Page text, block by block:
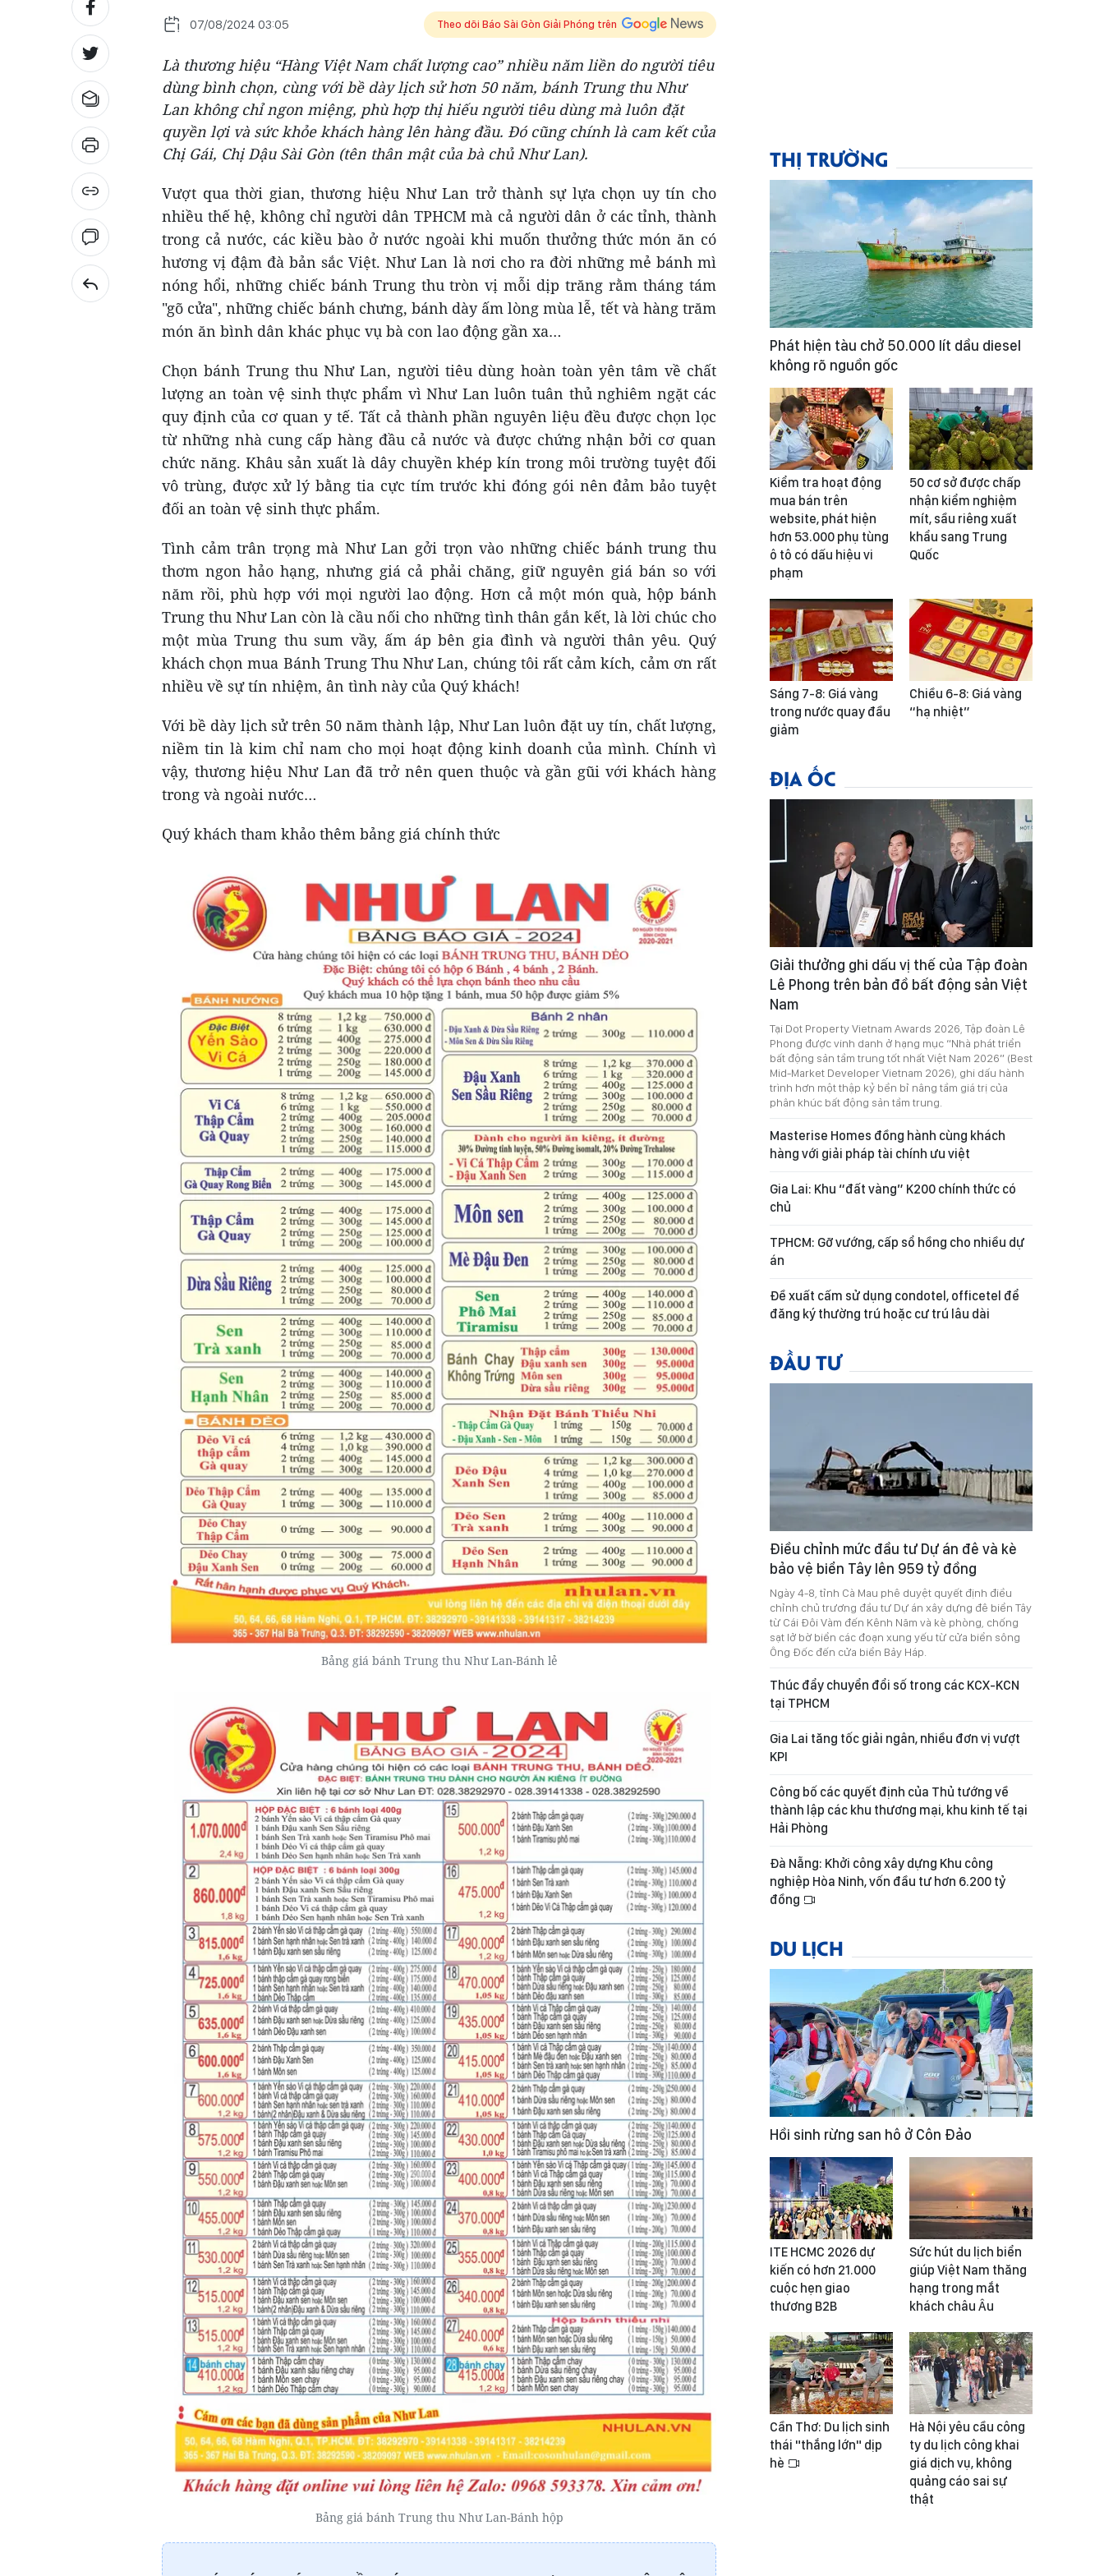
07/08/2024 03:05 Theo dõi Báo Sài Gòn Giải Phóng trên
Là thương hiệu “Hàng Việt Nam chất lượng cao” nhiều năm liền do người tiêu
dùng bình chọn, cùng với bề dày lịch sử hơn 50 năm, bánh Trung thu Như
Lan không chỉ ngon miệng, phù hợp thị hiếu người tiêu dùng mà luôn đặt
quyền lợi và sức khỏe khách hàng lên hàng đầu. Đó cũng chính là cam kết của
Chị Gái, Chị Dậu Sài Gòn (tên thân mật của bà chủ Như Lan).
Vượt qua thời gian, thương hiệu Như Lan trở thành sự lựa chọn uy tín cho
nhiều thế hệ, không chỉ người dân TPHCM mà cả người dân ở các tỉnh, thành
trong cả nước, các kiều bào ở nước ngoài khi muốn thưởng thức món ăn có
hương vị đậm đà bản sắc Việt. Như Lan là nơi cho ra đời những mẻ bánh mì
nóng hổi, những chiếc bánh Trung thu tròn vị mỗi dịp trăng rằm tháng tám
"gõ cửa", những chiếc bánh chưng, bánh dày ấm lòng mùa lễ, tết và hàng trăm
món ăn bình dân khác phục vụ bà con lao động gần xa…
Chọn bánh Trung thu Như Lan, người tiêu dùng hoàn toàn yên tâm về chất
lượng an toàn vệ sinh thực phẩm vì Như Lan luôn tuân thủ nghiêm ngặt các
quy định của cơ quan y tế. Tất cả thành phần nguyên liệu đều được chọn lọc
từ những nhà cung cấp hàng đầu cả nước và được chứng nhận bởi cơ quan
chức năng. Khâu sản xuất là dây chuyền khép kín trong môi trường tuyệt đối
vô trùng, được xử lý bằng tia cực tím trước khi đóng gói nên đảm bảo tuyệt
đối an toàn vệ sinh thực phẩm.
Tình cảm trân trọng mà Như Lan gởi trọn vào những chiếc bánh trung thu
thơm ngon hảo hạng, nhưng giá cả phải chăng, giữ nguyên giá bán so với
năm rồi, phù hợp với mọi người lao động. Hơn cả một món quà, hộp bánh
Trung thu Như Lan còn là cầu nối cho những tình thân gắn kết, là lời chúc cho
một mùa Trung thu sum vầy, ấm áp bên gia đình và người thân yêu. Quý
khách chọn mua Bánh Trung Thu Như Lan, chúng tôi rất cảm kích, cảm ơn rất
nhiều về sự tín nhiệm, ân tình này của Quý khách!
Với bề dày lịch sử trên 50 năm thành lập, Như Lan luôn đặt uy tín, chất lượng,
niềm tin là kim chỉ nam cho mọi hoạt động kinh doanh của mình. Chính vì
vậy, thương hiệu Như Lan đã trở nên quen thuộc và gần gũi với khách hàng
trong và ngoài nước…
Quý khách tham khảo thêm bảng giá chính thức
Bảng giá bánh Trung thu Như Lan-Bánh lẻ
Bảng giá bánh Trung thu Như Lan-Bánh hộp
THỊ TRƯỜNG
Phát hiện tàu chở 50.000 lít dầu diesel
không rõ nguồn gốc
Kiểm tra hoạt động
mua bán trên
website, phát hiện
hơn 53.000 phụ tùng
ô tô có dấu hiệu vi
phạm
50 cơ sở được chấp
nhận kiểm nghiệm
mít, sầu riêng xuất
khẩu sang Trung
Quốc
Sáng 7-8: Giá vàng
trong nước quay đầu
giảm
Chiều 6-8: Giá vàng
“hạ nhiệt”
ĐỊA ỐC
Giải thưởng ghi dấu vị thế của Tập đoàn
Lê Phong trên bản đồ bất động sản Việt
Nam
Tại Dot Property Vietnam Awards 2026, Tập đoàn Lê
Phong được vinh danh ở hạng mục “Nhà phát triển
bất động sản tầm trung tốt nhất Việt Nam 2026” (Best
Mid-Market Developer Vietnam 2026), ghi dấu hành
trình hơn một thập kỷ bền bỉ nâng tầm giá trị của
phân khúc bất động sản tầm trung.
Masterise Homes đồng hành cùng khách
hàng với giải pháp tài chính ưu việt
Gia Lai: Khu “đất vàng” K200 chính thức có
chủ
TPHCM: Gỡ vướng, cấp sổ hồng cho nhiều dự
án
Đề xuất cấm sử dụng condotel, officetel để
đăng ký thường trú hoặc cư trú lâu dài
ĐẦU TƯ
Điều chỉnh mức đầu tư Dự án đê và kè
bảo vệ biển Tây lên 959 tỷ đồng
Ngày 4-8, tỉnh Cà Mau phê duyệt quyết định điều
chỉnh chủ trương đầu tư Dự án xây dựng đê biển Tây
từ Cái Đôi Vàm đến Kênh Năm và kè phòng, chống
sạt lở bờ biển các đoạn xung yếu từ cửa biển sông
Ông Đốc đến cửa biển Bảy Háp.
Thúc đẩy chuyển đổi số trong các KCX-KCN
tại TPHCM
Gia Lai tăng tốc giải ngân, nhiều đơn vị vượt
KPI
Công bố các quyết định của Thủ tướng về
thành lập các khu thương mại, khu kinh tế tại
Hải Phòng
Đà Nẵng: Khởi công xây dựng Khu công
nghiệp Hòa Ninh, vốn đầu tư hơn 6.200 tỷ
đồng
DU LỊCH
Hồi sinh rừng san hô ở Côn Đảo
ITE HCMC 2026 dự
kiến có hơn 21.000
cuộc hẹn giao
thương B2B
Sức hút du lịch biển
giúp Việt Nam thăng
hạng trong mắt
khách châu Âu
Cần Thơ: Du lịch sinh
thái "thắng lớn" dịp
hè
Hà Nội yêu cầu công
ty du lịch công khai
giá dịch vụ, không
quảng cáo sai sự
thật